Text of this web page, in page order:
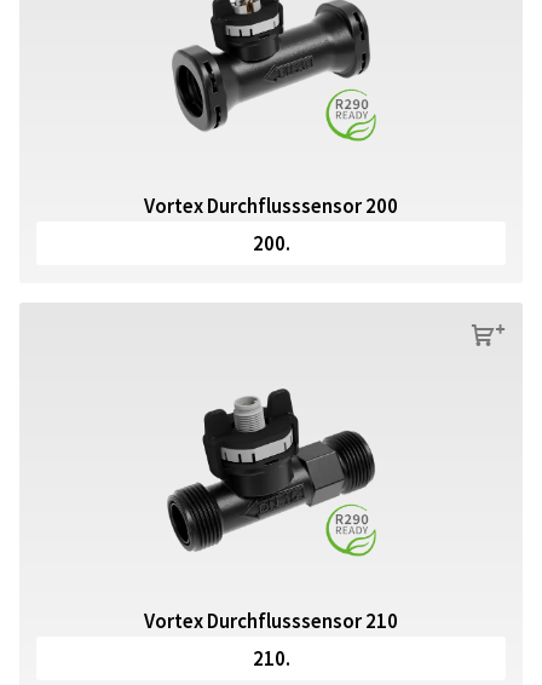
Vortex Durchflusssensor 200
200.
s
Vortex Durchflusssensor 210
210.